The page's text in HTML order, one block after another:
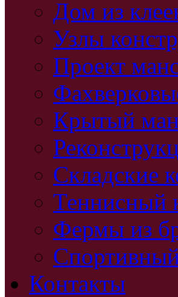
Дом из
Узлы
Проект
Крытый
Складские
Теннисный
Фермы из
Контакты